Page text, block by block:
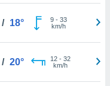
/ 18° 9- 33
km/h
/ 20° 12- 32
km/h